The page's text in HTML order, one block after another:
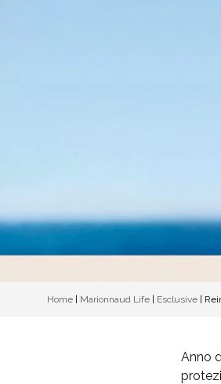
Home Marionnaud Life Esclusive
Anno